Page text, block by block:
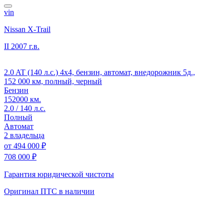
vin
Nissan X-Trail
II 2007 г.в.
2.0 AT (140 л.с.) 4x4, бензин, автомат, внедорожник 5д.,
152 000 км, полный, черный
Бензин
152000 км.
2.0 / 140 л.с.
Полный
Автомат
2 владельца
от 494 000 ₽
708 000 ₽
Гарантия юридической чистоты
Оригинал ПТС в наличии